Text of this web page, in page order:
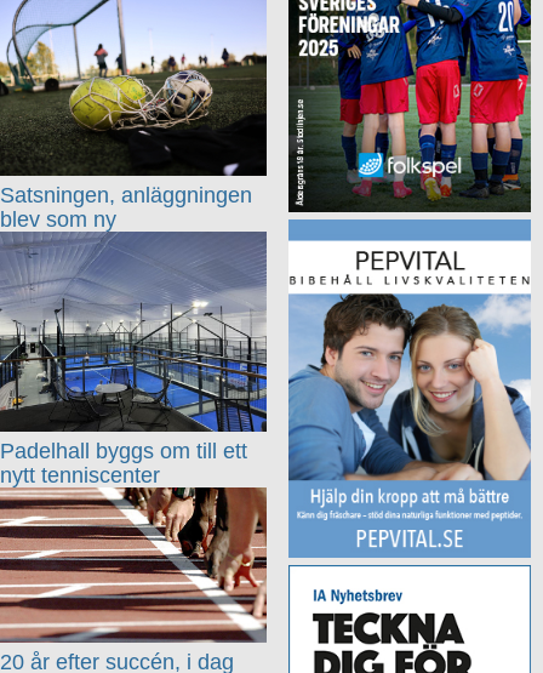
Satsningen, anläggningen
blev som ny
Padelhall byggs om till ett
nytt tenniscenter
20 år efter succén, i dag